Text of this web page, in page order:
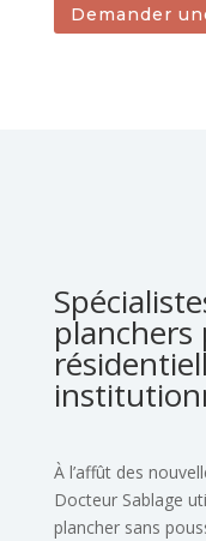
Demander
À l’affût des
Docteur Sablage
plancher sans